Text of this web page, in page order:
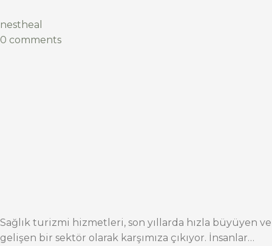
nestheal
0 comments
Sağlık turizmi hizmetleri, son yıllarda hızla büyüyen ve
gelişen bir sektör olarak karşımıza çıkıyor. İnsanlar…